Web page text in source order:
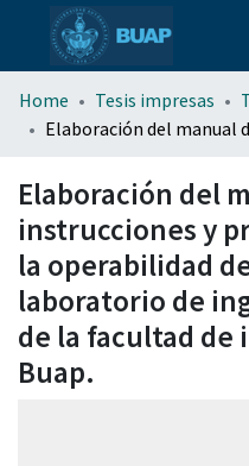
menu.section.about_menu
Home Tesis impresas
Elaboración del
instrucciones y
la operabilidad
laboratorio de
de la facultad de
Buap.